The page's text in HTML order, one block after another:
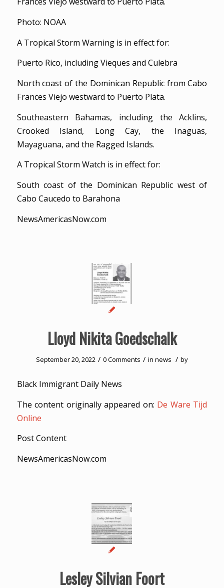
Photo: NOAA
A Tropical Storm Warning is in effect for:
Puerto Rico, including Vieques and Culebra
North coast of the Dominican Republic from Cabo
Frances Viejo westward to Puerto Plata.
Southeastern Bahamas, including the Acklins,
Crooked Island, Long Cay, the Inaguas,
Mayaguana, and the Ragged Islands.
A Tropical Storm Watch is in effect for:
South coast of the Dominican Republic west of
Cabo Caucedo to Barahona
NewsAmericasNow.com
Lloyd Nikita Goedschalk
September 20, 2022 / 0 Comments / in news / by
Black Immigrant Daily News
The content originally appeared on: De Ware Tijd
Online
Post Content
NewsAmericasNow.com
Lesley Silvian Foort